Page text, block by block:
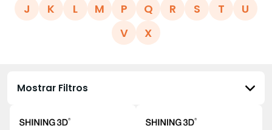
J
K L M P Q R S T
U
V
X
Mostrar Filtros